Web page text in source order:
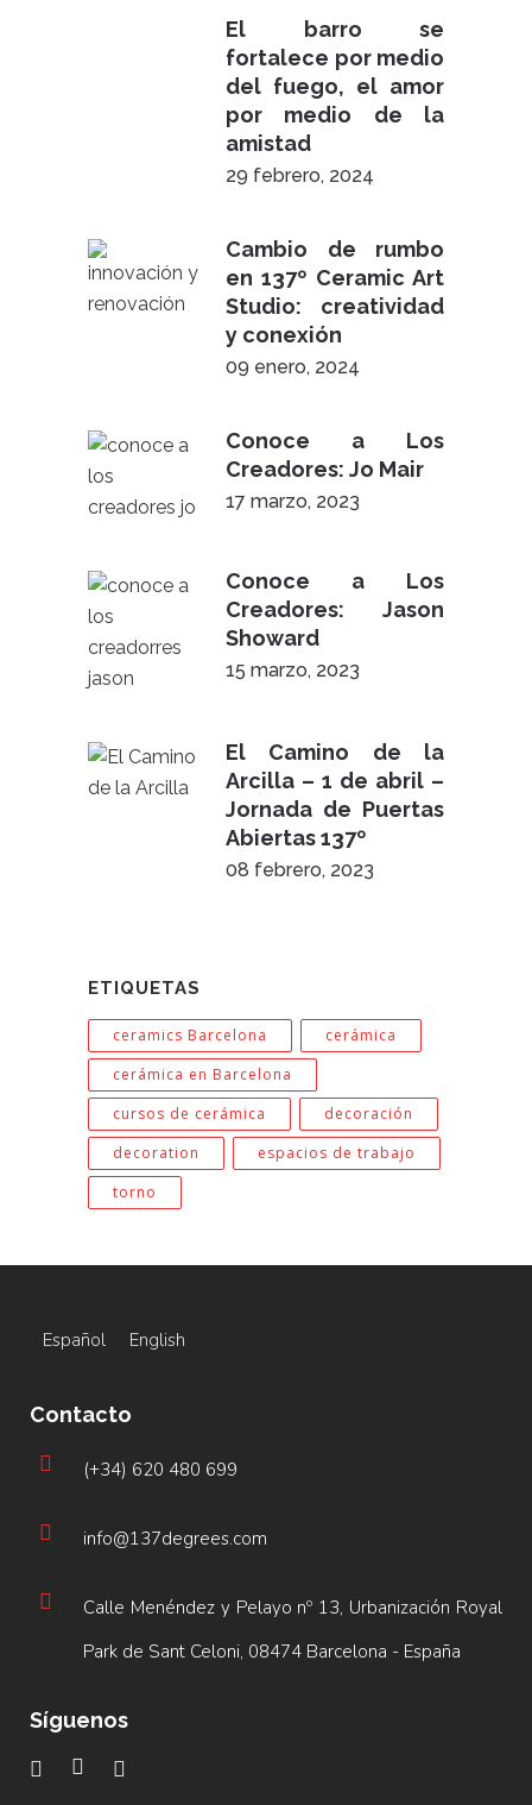
El barro se
fortalece por medio
del fuego, el amor
por medio de la
amistad
29 febrero, 2024
Cambio de rumbo
en 137º Ceramic Art
Studio: creatividad
y conexión
09 enero, 2024
Conoce a Los
Creadores: Jo Mair
17 marzo, 2023
Conoce a Los
Creadores: Jason
Showard
15 marzo, 2023
El Camino de la
Arcilla – 1 de abril –
Jornada de Puertas
Abiertas 137º
08 febrero, 2023
ETIQUETAS
ceramics Barcelona
cerámica
cerámica en Barcelona
cursos de cerámica
decoración
decoration
espacios de trabajo
torno
Español English
Contacto
(+34) 620 480 699
info@137degrees.com
Calle Menéndez y Pelayo nº 13, Urbanización Royal
Park de Sant Celoni, 08474 Barcelona - España
Síguenos